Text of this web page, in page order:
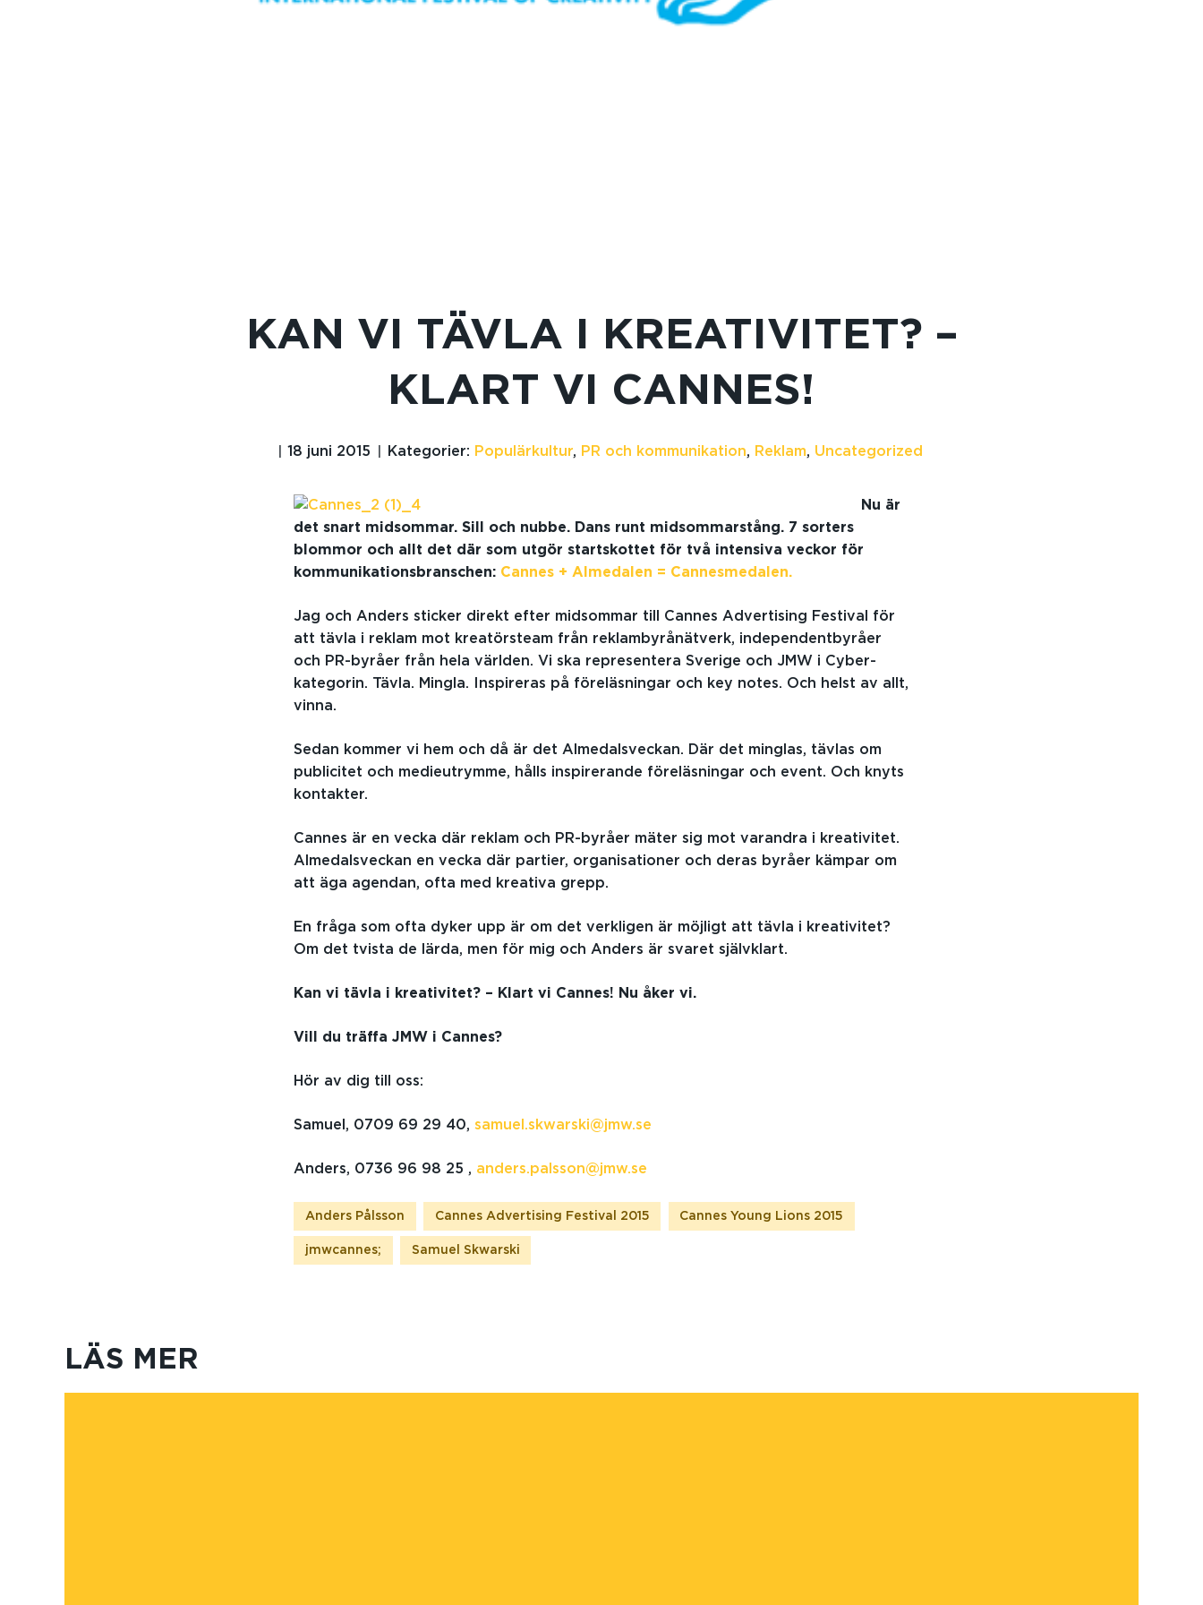
KAN VI TÄVLA I KREATIVITET? –
KLART VI CANNES!
18 juni 2015 Kategorier: Populärkultur, PR och kommunikation, Reklam, Uncategorized
Nu är
det snart midsommar. Sill och nubbe. Dans runt midsommarstång. 7 sorters
blommor och allt det där som utgör startskottet för två intensiva veckor för
kommunikationsbranschen: Cannes + Almedalen = Cannesmedalen.
Jag och Anders sticker direkt efter midsommar till Cannes Advertising Festival för
att tävla i reklam mot kreatörsteam från reklambyrånätverk, independentbyråer
och PR-byråer från hela världen. Vi ska representera Sverige och JMW i Cyber-
kategorin. Tävla. Mingla. Inspireras på föreläsningar och key notes. Och helst av allt,
vinna.
Sedan kommer vi hem och då är det Almedalsveckan. Där det minglas, tävlas om
publicitet och medieutrymme, hålls inspirerande föreläsningar och event. Och knyts
kontakter.
Cannes är en vecka där reklam och PR-byråer mäter sig mot varandra i kreativitet.
Almedalsveckan en vecka där partier, organisationer och deras byråer kämpar om
att äga agendan, ofta med kreativa grepp.
En fråga som ofta dyker upp är om det verkligen är möjligt att tävla i kreativitet?
Om det tvista de lärda, men för mig och Anders är svaret självklart.
Kan vi tävla i kreativitet? – Klart vi Cannes! Nu åker vi.
Vill du träffa JMW i Cannes?
Hör av dig till oss:
Samuel, 0709 69 29 40, samuel.skwarski@jmw.se
Anders, 0736 96 98 25 , anders.palsson@jmw.se
Anders Pålsson Cannes Advertising Festival 2015 Cannes Young Lions 2015
jmwcannes; Samuel Skwarski
LÄS MER